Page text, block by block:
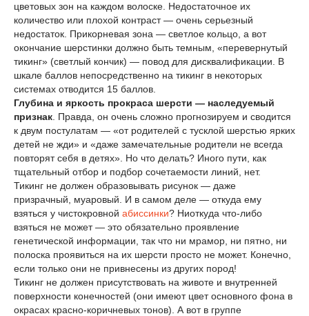
цветовых зон на каждом волоске. Недостаточное их
количество или плохой контраст — очень серьезный
недостаток. Прикорневая зона — светлое кольцо, а вот
окончание шерстинки должно быть темным, «перевернутый
тикинг» (светлый кончик) — повод для дисквалификации. В
шкале баллов непосредственно на тикинг в некоторых
системах отводится 15 баллов.
Глубина и яркость прокраса шерсти — наследуемый
признак . Правда, он очень сложно прогнозируем и сводится
к двум постулатам — «от родителей с тусклой шерстью ярких
детей не жди» и «даже замечательные родители не всегда
повторят себя в детях». Но что делать? Иного пути, как
тщательный отбор и подбор сочетаемости линий, нет.
Тикинг не должен образовывать рисунок — даже
призрачный, муаровый. И в самом деле — откуда ему
взяться у чистокровной абиссинки? Ниоткуда что-либо
взяться не может — это обязательно проявление
генетической информации, так что ни мрамор, ни пятно, ни
полоска проявиться на их шерсти просто не может. Конечно,
если только они не привнесены из других пород!
Тикинг не должен присутствовать на животе и внутренней
поверхности конечностей (они имеют цвет основного фона в
окрасах красно-коричневых тонов). А вот в группе